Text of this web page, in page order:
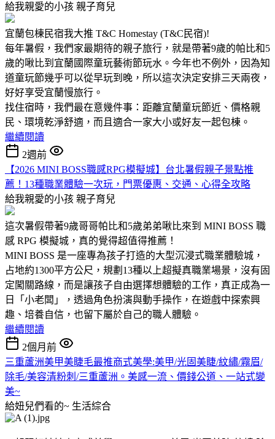
給我親愛的小孩 親子育兒
宜蘭包棟民宿我大推 T&C Homestay (T&C民宿)!
每年暑假，我們家最期待的親子旅行，就是帶著9歲的帕比和5
歲的啾比到宜蘭國際童玩藝術節玩水。今年也不例外，因為知
道童玩節幾乎可以從早玩到晚，所以這次決定安排三天兩夜，
好好享受宜蘭慢旅行。
找住宿時，我們最在意幾件事：距離宜蘭童玩節近、價格親
民、環境乾淨舒適，而且適合一家大小或好友一起包棟。
繼續閱讀
2週前
【2026 MINI BOSS職感RPG模擬城】台北暑假親子景點推
薦！13種職業體驗一次玩，門票優惠、交通、心得全攻略
給我親愛的小孩 親子育兒
這次暑假帶著9歲哥哥帕比和5歲弟弟啾比來到 MINI BOSS 職
感 RPG 模擬城，真的覺得超值得推薦！
MINI BOSS 是一座專為孩子打造的大型沉浸式職業體驗城，
占地約1300平方公尺，規劃13種以上超擬真職業場景，沒有固
定闖關路線，而是讓孩子自由選擇想體驗的工作，真正成為一
日「小老闆」，透過角色扮演與動手操作，在遊戲中探索興
趣、培養自信，也留下屬於自己的職人體驗。
繼續閱讀
2個月前
三重蘆洲美甲美睫毛最推商式美學:美甲/光固美睫/紋繡/霧眉/
除毛/美容清粉刺/三重蘆洲。美感一流、價錢公道、一站式變
美~
給妞兒們看的~ 生活綜合